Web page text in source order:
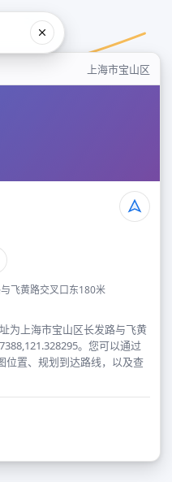
上海市宝山区
飞黄路交叉口东180米
为上海市宝山区长发路与飞黄
。您可以通过
位置、规划到达路线，以及查